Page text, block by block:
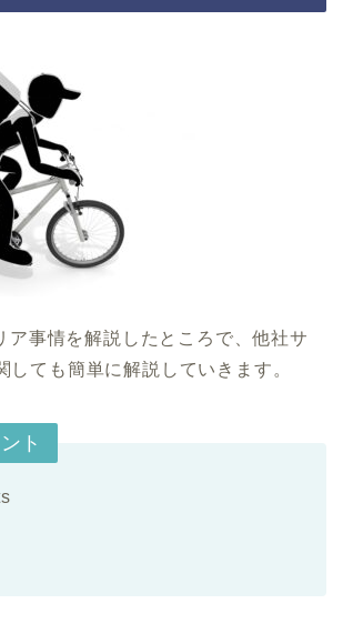
ア事情を解説したところで、他社サ
しても簡単に解説していきます。
ト